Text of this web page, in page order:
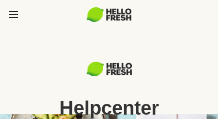
Helpcenter